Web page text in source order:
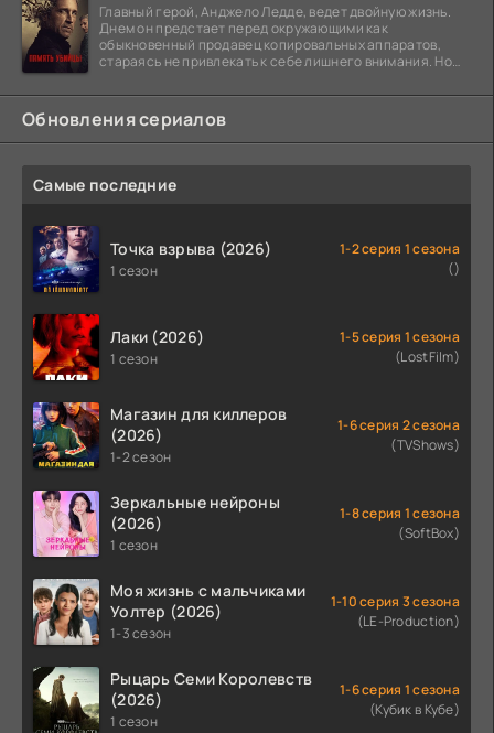
Главный герой, Анджело Ледде, ведет двойную жизнь.
Днем он предстает перед окружающими как
обыкновенный продавец копировальных аппаратов,
стараясь не привлекать к себе лишнего внимания. Но
Обновления сериалов
Самые последние
Точка взрыва (2026)
1 сезон
1-2 серия 1 сезона
()
Лаки (2026)
1 сезон
1-5 серия 1 сезона
(LostFilm)
Магазин для киллеров
(2026)
1-2 сезон
1-6 серия 2 сезона
(TVShows)
Зеркальные нейроны
(2026)
1 сезон
1-8 серия 1 сезона
(SoftBox)
Моя жизнь с мальчиками
Уолтер (2026)
1-3 сезон
1-10 серия 3 сезона
(LE-Production)
Рыцарь Семи Королевств
(2026)
1 сезон
1-6 серия 1 сезона
(Кубик в Кубе)